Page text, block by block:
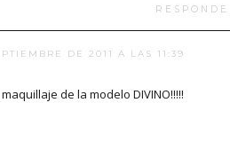
DE 2011 A LAS 11:39
de la modelo DIVINO!!!!!